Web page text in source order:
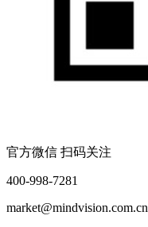
官方微信 扫码关注
400-998-7281
market@mindvision.com.cn